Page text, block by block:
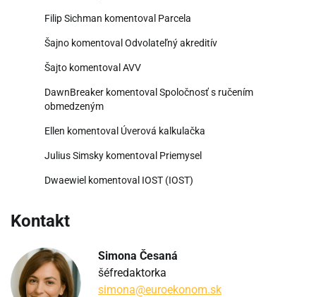
Filip Sichman komentoval Parcela
Šajno komentoval Odvolateľný akreditív
Šajto komentoval AVV
DawnBreaker komentoval Spoločnosť s ručením
obmedzeným
Ellen komentoval Úverová kalkulačka
Julius Simsky komentoval Priemysel
Dwaewiel komentoval IOST (IOST)
Kontakt
Simona Česaná
šéfredaktorka
simona@euroekonom.sk